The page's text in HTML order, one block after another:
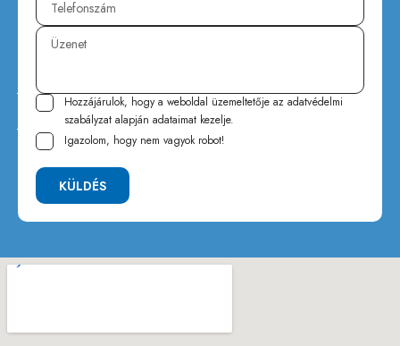
Hozzájárulok, hogy a weboldal üzemeltetője az adatvédelmi
szabályzat alapján adataimat kezelje.
Igazolom, hogy nem vagyok robot!
KÜLDÉS